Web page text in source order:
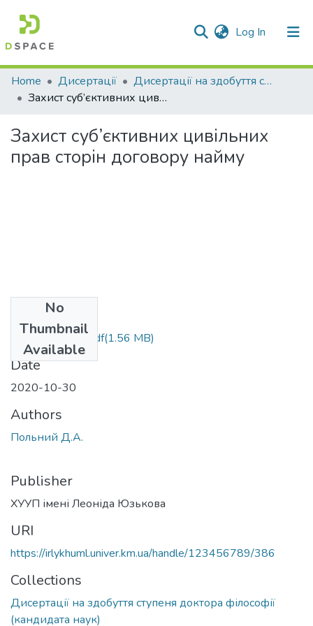
Log In (current)
Communities & Collections
All of DSpace
Statistics
Home Дисертації
Дисертації на здобуття ступеня доктора філософії (кандидата наук)
Захист суб’єктивних цивільних прав сторін договору найму
Захист суб’єктивних цивільних
прав сторін договору найму
No
Thumbnail
Available
diss_Польний .pdf(1.56 MB)
Date
2020-10-30
Authors
Польний Д.А.
Publisher
ХУУП імені Леоніда Юзькова
URI
https://irlykhuml.univer.km.ua/handle/123456789/386
Collections
Дисертації на здобуття ступеня доктора філософії
(кандидата наук)